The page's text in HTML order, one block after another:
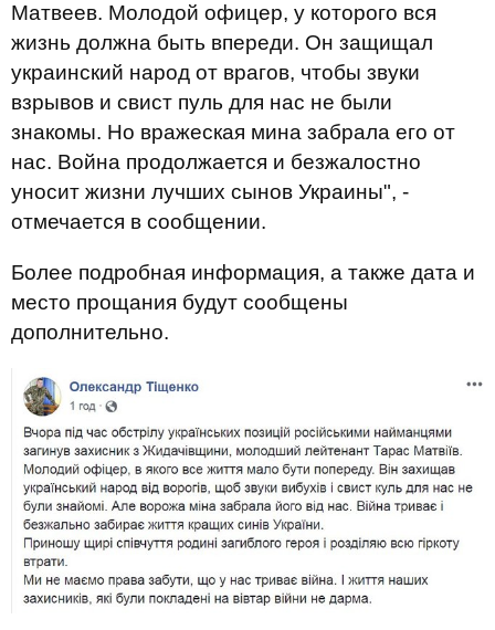
Матвеев. Молодой офицер, у которого вся
жизнь должна быть впереди. Он защищал
украинский народ от врагов, чтобы звуки
взрывов и свист пуль для нас не были
знакомы. Но вражеская мина забрала его от
нас. Война продолжается и безжалостно
уносит жизни лучших сынов Украины", -
отмечается в сообщении.
Более подробная информация, а также дата и
место прощания будут сообщены
дополнительно.